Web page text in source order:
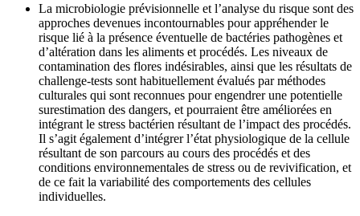
La microbiologie prévisionnelle et l’analyse du risque sont des
approches devenues incontournables pour appréhender le
risque lié à la présence éventuelle de bactéries pathogènes et
d’altération dans les aliments et procédés. Les niveaux de
contamination des flores indésirables, ainsi que les résultats de
challenge-tests sont habituellement évalués par méthodes
culturales qui sont reconnues pour engendrer une potentielle
surestimation des dangers, et pourraient être améliorées en
intégrant le stress bactérien résultant de l’impact des procédés.
Il s’agit également d’intégrer l’état physiologique de la cellule
résultant de son parcours au cours des procédés et des
conditions environnementales de stress ou de revivification, et
de ce fait la variabilité des comportements des cellules
individuelles.